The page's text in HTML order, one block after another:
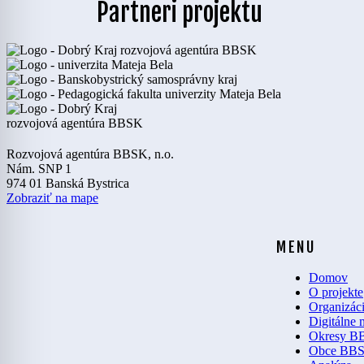
Partneri projektu
Rozvojová agentúra BBSK, n.o.
Nám. SNP 1
974 01 Banská Bystrica
Zobraziť na mape
MENU
Domov
O projekte
Digitálne
Okresy
Obce